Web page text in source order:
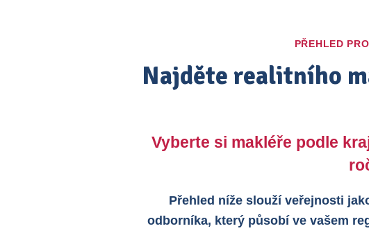
PŘEHLED
Najděte realitního
Vyberte si makléře podle
Přehled níže slouží veřejnosti
odborníka, který působí ve vašem